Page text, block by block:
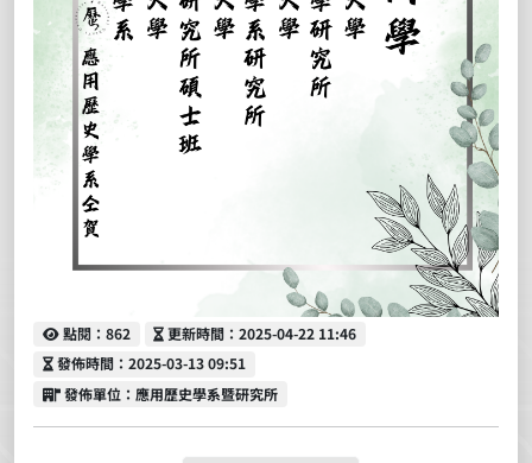
點閱
點閱：862 更新時間
更新時間：2025-04-22 11:46
發佈時間
發佈時間：2025-03-13 09:51
發佈單位
發佈單位：應用歷史學系暨研究所